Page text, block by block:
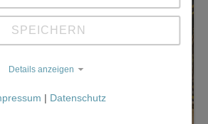
SPEICHERN
Details anzeigen
| Datenschutz